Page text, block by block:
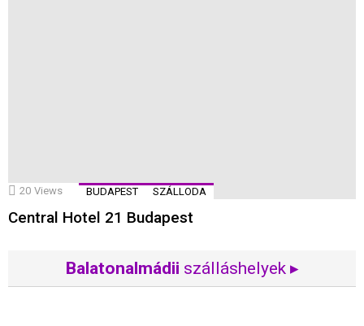
20 Views BUDAPEST SZÁLLODA
Central Hotel 21 Budapest
Balatonalmádii szálláshelyek ▸